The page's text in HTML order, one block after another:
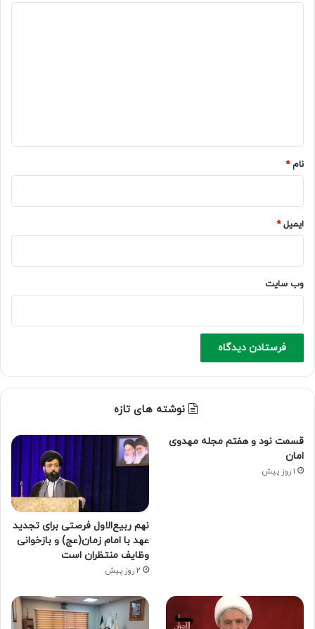
نام*
ایمیل*
وب‌ سایت
نوشته های تازه
قسمت نود و هفتم مجله مهدوی
امان
1 روز پیش
نهم ربیع‌الاول فرصتی برای تجدید
عهد با امام زمان(عج) و بازخوانی
وظایف منتظران است
2 روز پیش